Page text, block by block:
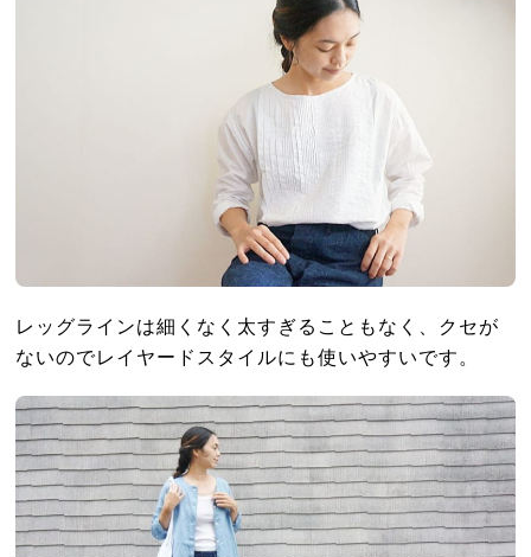
レッグラインは細くなく太すぎることもなく、クセが
ないのでレイヤードスタイルにも使いやすいです。